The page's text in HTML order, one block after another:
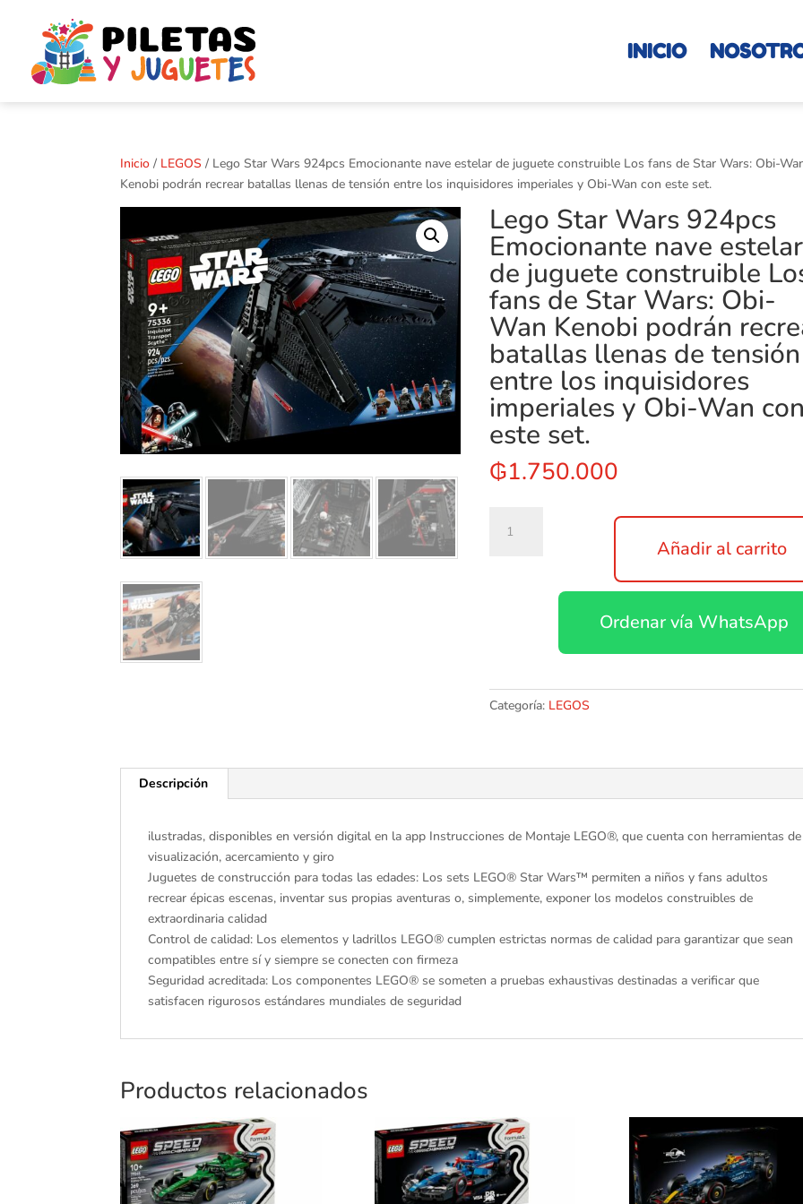
INICIO
Inicio / LEGOS / Lego Star Wars 924pcs Emocionante nave estelar de juguete construible Los fans de Star Wars: Obi-
Kenobi podrán recrear batallas llenas de tensión entre los inquisidores imperiales y Obi-Wan con este set.
Lego Star Wars 924pcs
Emocionante nave estelar
de juguete construible
fans de Star Wars: Obi-
Wan Kenobi podrán
batallas llenas de tensión
entre los inquisidores
imperiales y Obi-Wan
este set.
₲1.750.000
Star
Emocionante
construible
de
Wars:
Wan
podrán
recrear
llenas
tensión
Obi-
Wan
con
este
set.
Añadir al carrito
Ordenar vía WhatsApp
Categoría: LEGOS
Descripción
ilustradas, disponibles en versión digital en la app Instrucciones de Montaje LEGO®, que cuenta con herramientas de
visualización, acercamiento y giro
Juguetes de construcción para todas las edades: Los sets LEGO® Star Wars™ permiten a niños y fans adultos
recrear épicas escenas, inventar sus propias aventuras o, simplemente, exponer los modelos construibles de
extraordinaria calidad
Control de calidad: Los elementos y ladrillos LEGO® cumplen estrictas normas de calidad para garantizar que sean
compatibles entre sí y siempre se conecten con firmeza
Seguridad acreditada: Los componentes LEGO® se someten a pruebas exhaustivas destinadas a verificar que
satisfacen rigurosos estándares mundiales de seguridad
Productos relacionados